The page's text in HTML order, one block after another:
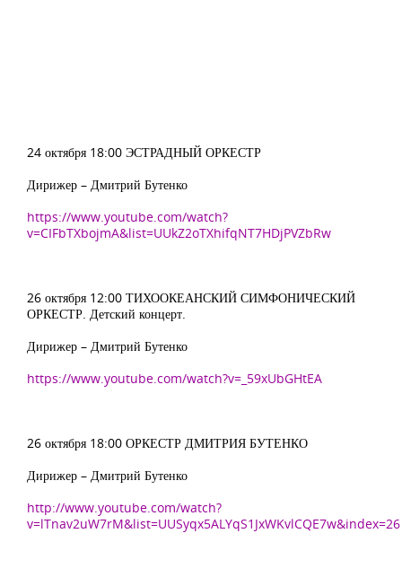
24 октября 18:00 ЭСТРАДНЫЙ ОРКЕСТР
Дирижер – Дмитрий Бутенко
https://www.youtube.com/watch?
v=CIFbTXbojmA&list=UUkZ2oTXhifqNT7HDjPVZbRw
26 октября 12:00 ТИХООКЕАНСКИЙ СИМФОНИЧЕСКИЙ
ОРКЕСТР. Детский концерт.
Дирижер – Дмитрий Бутенко
https://www.youtube.com/watch?v=_59xUbGHtEA
26 октября 18:00 ОРКЕСТР ДМИТРИЯ БУТЕНКО
Дирижер – Дмитрий Бутенко
http://www.youtube.com/watch?
v=lTnav2uW7rM&list=UUSyqx5ALYqS1JxWKvlCQE7w&index=26